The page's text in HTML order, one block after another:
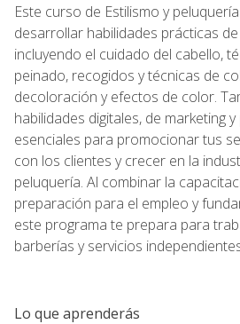
Este curso de Estilismo y
desarrollar habilidades prácticas
incluyendo el cuidado del cabello,
peinado, recogidos y técnicas de
decoloración y efectos de color.
habilidades digitales, de marketing
esenciales para promocionar tus
con los clientes y crecer en la
peluquería. Al combinar la
preparación para el empleo y
este programa te prepara para
barberías y servicios
Lo que aprenderás